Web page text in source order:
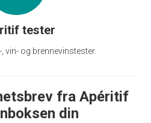
tester
vin- og brennevinstester.
fra Apéritif
din